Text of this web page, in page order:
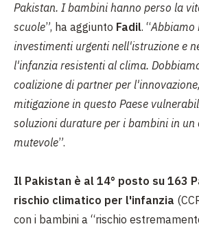
Pakistan. I bambini hanno perso la
scuole”, ha aggiunto Fadil. “Abbiamo
investimenti urgenti nell'istruzione e
l'infanzia resistenti al clima.
coalizione di partner per
mitigazione in questo Paese
soluzioni durature per i bambini in
mutevole”.
Il Pakistan è al 14° posto su 163
rischio climatico per l'infanzia
con i bambini a “rischio